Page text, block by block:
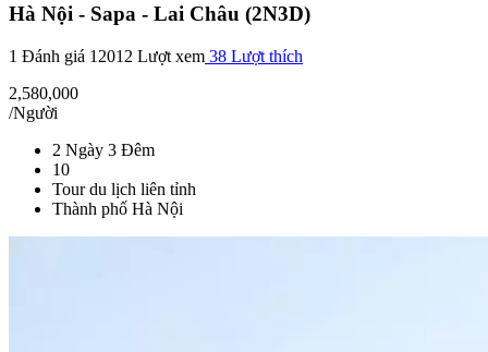
Hà Nội - Sapa - Lai Châu (2N3D)
1 Đánh giá 12012 Lượt xem 38 Lượt thích
2,580,000
/Người
2 Ngày 3 Đêm
10
Tour du lịch liên tỉnh
Thành phố Hà Nội